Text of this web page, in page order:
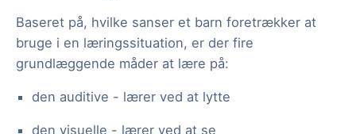
Baseret på, hvilke sanser et barn foretrækker at
bruge i en læringssituation, er der fire
grundlæggende måder at lære på:
den auditive - lærer ved at lytte
den visuelle - lærer ved at se